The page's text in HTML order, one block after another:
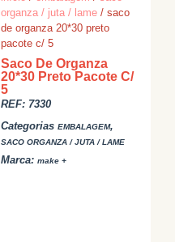
organza / juta / lame / saco
de organza 20*30 preto
pacote c/ 5
Saco De Organza
20*30 Preto Pacote C/
5
REF: 7330
Categorias EMBALAGEM,
SACO ORGANZA / JUTA / LAME
Marca:make +